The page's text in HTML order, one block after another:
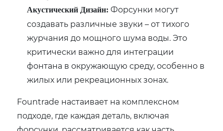
Акустический Дизайн: Форсунки могут
создавать различные звуки – от тихого
журчания до мощного шума воды. Это
критически важно для интеграции
фонтана в окружающую среду, особенно в
жилых или рекреационных зонах.
Fountrade настаивает на комплексном
подходе, где каждая деталь, включая